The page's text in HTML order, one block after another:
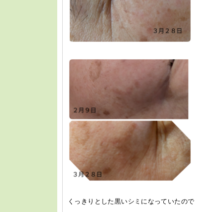
くっきりとした黒いシミになっていたので